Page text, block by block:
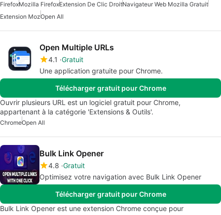
FirefoxMozilla FirefoxExtension De Clic DroitNavigateur Web Mozilla Gratuit
Extension MozOpen All
Open Multiple URLs
4.1 Gratuit
Une application gratuite pour Chrome.
Télécharger gratuit pour Chrome
Ouvrir plusieurs URL est un logiciel gratuit pour Chrome,
appartenant à la catégorie 'Extensions & Outils'.
ChromeOpen All
Bulk Link Opener
4.8 Gratuit
Optimisez votre navigation avec Bulk Link Opener
Télécharger gratuit pour Chrome
Bulk Link Opener est une extension Chrome conçue pour